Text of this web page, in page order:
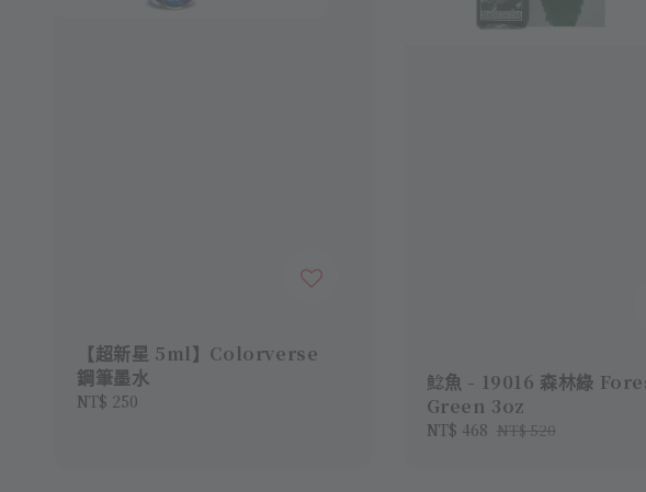
【超新星 5ml】Colorverse
鋼筆墨水
Regular
NT$ 250
鯰魚 - 19016 森林綠
Green 3oz
Sale
NT$ 468 Regular
NT$ 520